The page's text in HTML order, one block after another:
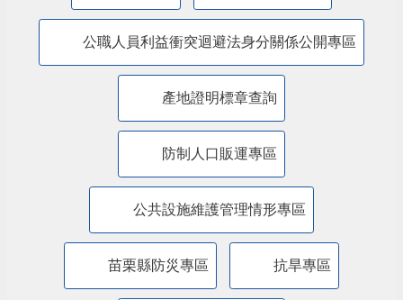
公職人員利益衝突迴避法身分關係公開專區
產地證明標章查詢
防制人口販運專區
​公共設施維護管理情形專區
苗栗縣防災專區 抗旱專區